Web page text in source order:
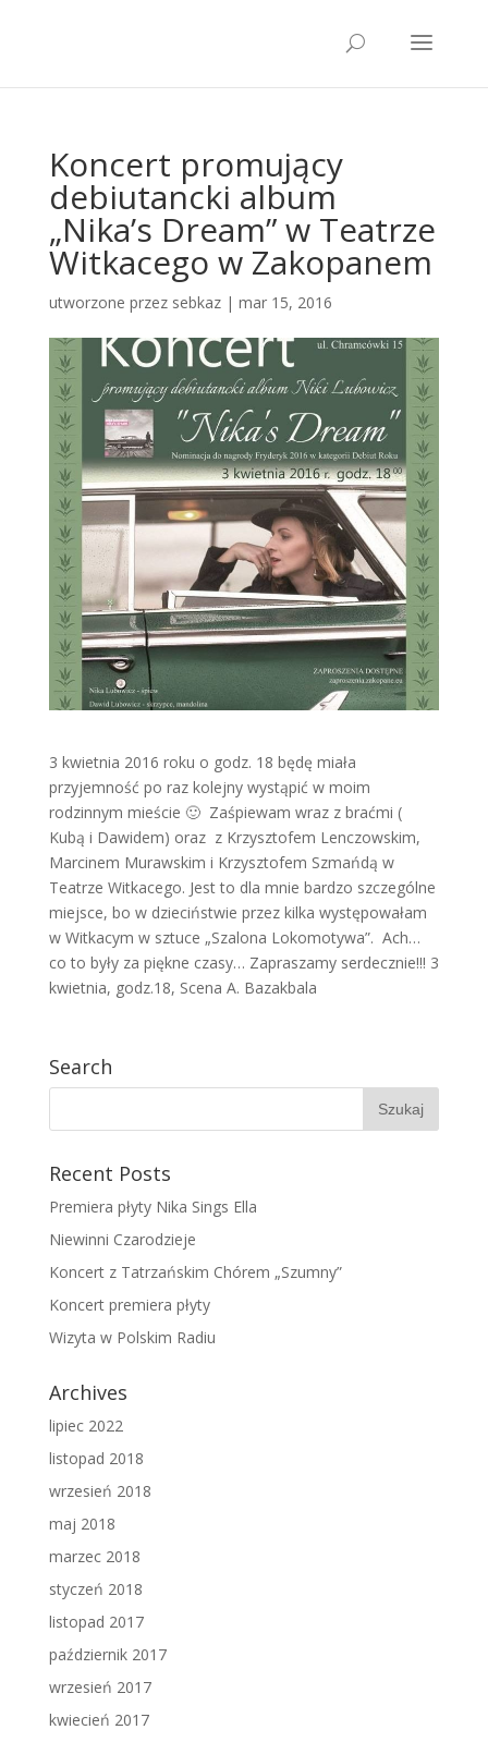
Koncert promujący
debiutancki album
„Nika’s Dream” w Teatrze
Witkacego w Zakopanem
utworzone przez sebkaz| mar 15, 2016
3 kwietnia 2016 roku o godz. 18 będę miała
przyjemność po raz kolejny wystąpić w moim
rodzinnym mieście 🙂 Zaśpiewam wraz z braćmi (
Kubą i Dawidem) oraz z Krzysztofem Lenczowskim,
Marcinem Murawskim i Krzysztofem Szmańdą w
Teatrze Witkacego. Jest to dla mnie bardzo szczególne
miejsce, bo w dzieciństwie przez kilka występowałam
w Witkacym w sztuce „Szalona Lokomotywa”. Ach…
co to były za piękne czasy… Zapraszamy serdecznie!!! 3
kwietnia, godz.18, Scena A. Bazakbala
Search
Recent Posts
Premiera płyty Nika Sings Ella
Niewinni Czarodzieje
Koncert z Tatrzańskim Chórem „Szumny”
Koncert premiera płyty
Wizyta w Polskim Radiu
Archives
lipiec 2022
listopad 2018
wrzesień 2018
maj 2018
marzec 2018
styczeń 2018
listopad 2017
październik 2017
wrzesień 2017
kwiecień 2017